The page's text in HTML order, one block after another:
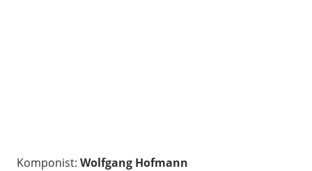
Komponist: Wolfgang Hofmann